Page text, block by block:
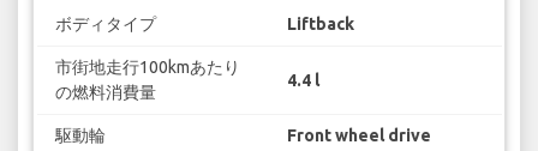
ボディタイプ Liftback
市街地走行100kmあたり
の燃料消費量
4.4 l
駆動輪 Front wheel drive